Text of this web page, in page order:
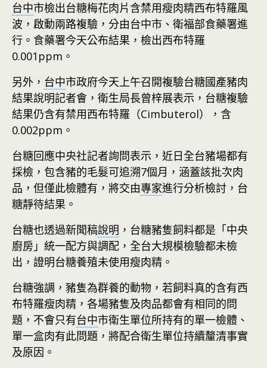
台中市檢出台糖梅花肉片含禁用瘦肉精西布特羅風
波，啟動兩路複驗，分由台中市、衛福部食藥署進
行。食藥署今天公布結果，檢出西布特羅
0.001ppm。
另外， 台中市政府今天上午召開複驗台糖國產豬肉
結果說明記者會，衛生局長曾梓展表示，台糖複驗
結果仍含有禁用西布特羅（Cimbuterol），含
0.002ppm。
台糖回應中央社記者詢問表示，近日全台豬場都有
採檢，包含豬的毛髮可追溯7個月，涵蓋該批次肉
品，但僅此檢體有，將交由專家進行分析檢討，台
糖靜待結果。
台糖也透過新聞稿說明 ，台糖豬隻飼料都是「中央
廚房」統一配方與調配，全台大規模檢驗都未檢
出，證明台糖養殖未使用瘦肉精。
台糖強調，豬隻為群養的動物，若飼料真的含有西
布特羅瘦肉精，各場豬隻及肉品都會有相同的問
題，不會只有台中市衛生單位所持有的單一檢體、
單一盒肉有此問題，將配合衛生單位持續釐清事實
及原因。